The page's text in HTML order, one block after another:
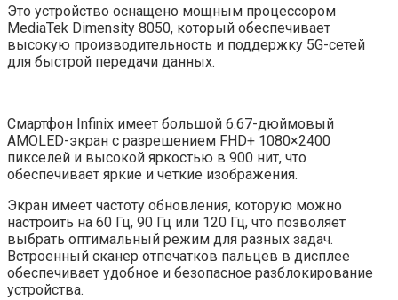
Это устройство оснащено мощным процессором
MediaTek Dimensity 8050, который обеспечивает
высокую производительность и поддержку 5G-сетей
для быстрой передачи данных.
Смартфон Infinix имеет большой 6.67-дюймовый
AMOLED-экран с разрешением FHD+ 1080×2400
пикселей и высокой яркостью в 900 нит, что
обеспечивает яркие и четкие изображения.
Экран имеет частоту обновления, которую можно
настроить на 60 Гц, 90 Гц или 120 Гц, что позволяет
выбрать оптимальный режим для разных задач.
Встроенный сканер отпечатков пальцев в дисплее
обеспечивает удобное и безопасное разблокирование
устройства.